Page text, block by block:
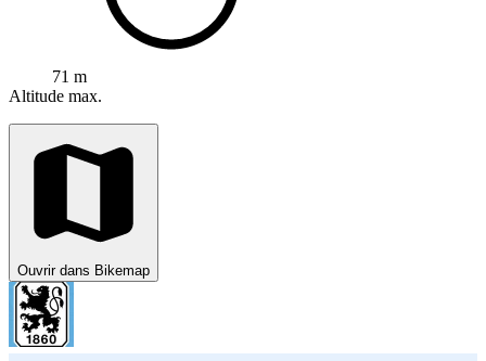
71 m
Altitude max.
Ouvrir dans Bikemap